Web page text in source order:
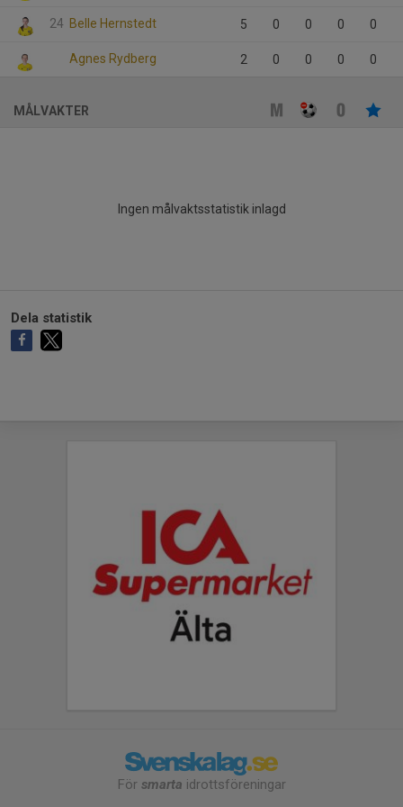
24 Belle Hernstedt 5 0 0 0 0
Agnes Rydberg 2 0 0 0 0
MÅLVAKTER
Ingen målvaktsstatistik inlagd
Dela statistik
För smarta idrottsföreningar